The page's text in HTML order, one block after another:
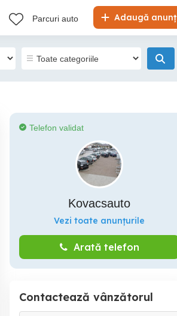
Adaugă anunț
Parcuri auto
Telefon validat
Kovacsauto
Vezi toate anunțurile
Arată telefon
Contactează vânzătorul